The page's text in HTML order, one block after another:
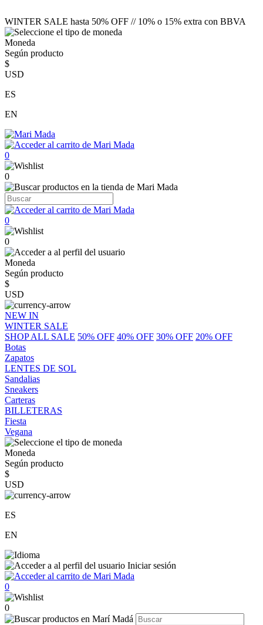
WINTER SALE hasta 50% OFF // 10% o 15% extra con BBVA
Moneda
Según producto
$
USD
ES
EN
0
0
0
0
Moneda
Según producto
$
USD
NEW IN
WINTER SALE
SHOP ALL SALE 50% OFF 40% OFF 30% OFF 20% OFF
Botas
Zapatos
LENTES DE SOL
Sandalias
Sneakers
Carteras
BILLETERAS
Fiesta
Vegana
Moneda
Según producto
$
USD
ES
EN
Iniciar sesión
0
0